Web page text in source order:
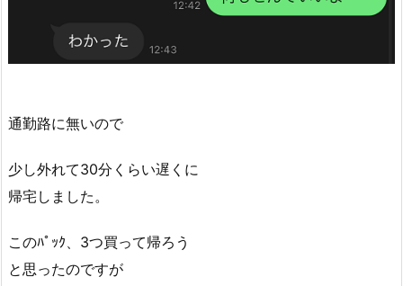
通勤路に無いので
少し外れて30分くらい遅くに
帰宅しました。
このﾊﾟｯｸ、3つ買って帰ろう
と思ったのですが